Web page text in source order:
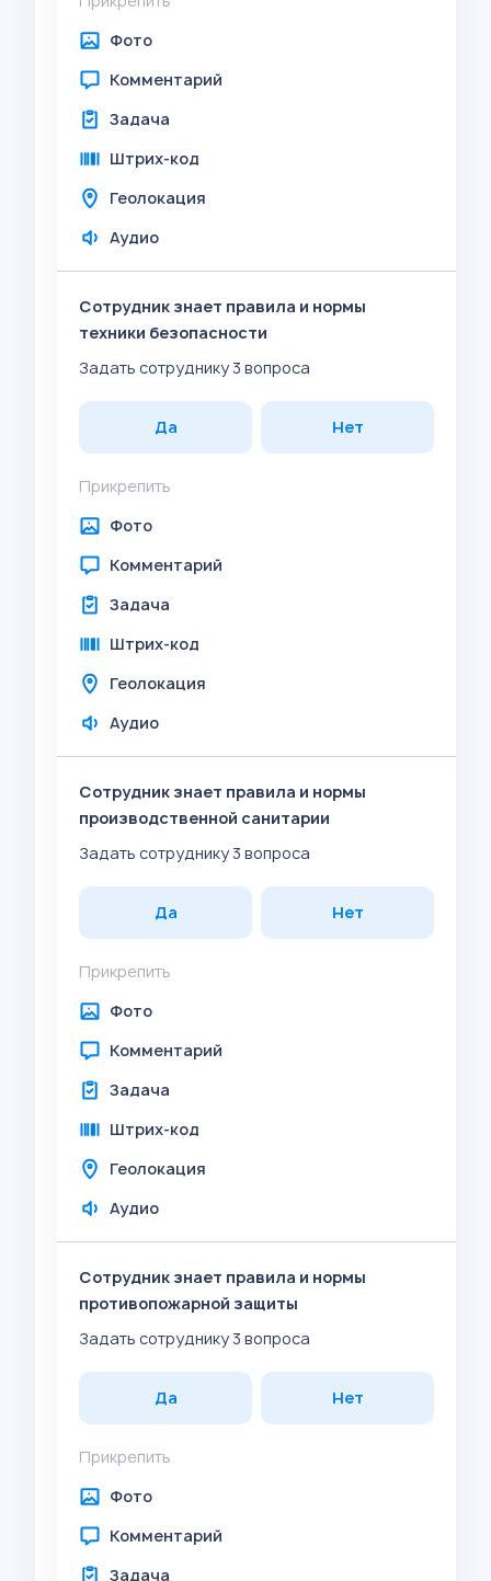
Фото
Комментарий
Задача
Штрих-код
Геолокация
Аудио
Сотрудник знает правила и нормы
техники безопасности
Задать сотруднику 3 вопроса
Да Нет
Прикрепить
Фото
Комментарий
Задача
Штрих-код
Геолокация
Аудио
Сотрудник знает правила и нормы
производственной санитарии
Задать сотруднику 3 вопроса
Да Нет
Прикрепить
Фото
Комментарий
Задача
Штрих-код
Геолокация
Аудио
Сотрудник знает правила и нормы
противопожарной защиты
Задать сотруднику 3 вопроса
Да Нет
Прикрепить
Фото
Комментарий
Задача